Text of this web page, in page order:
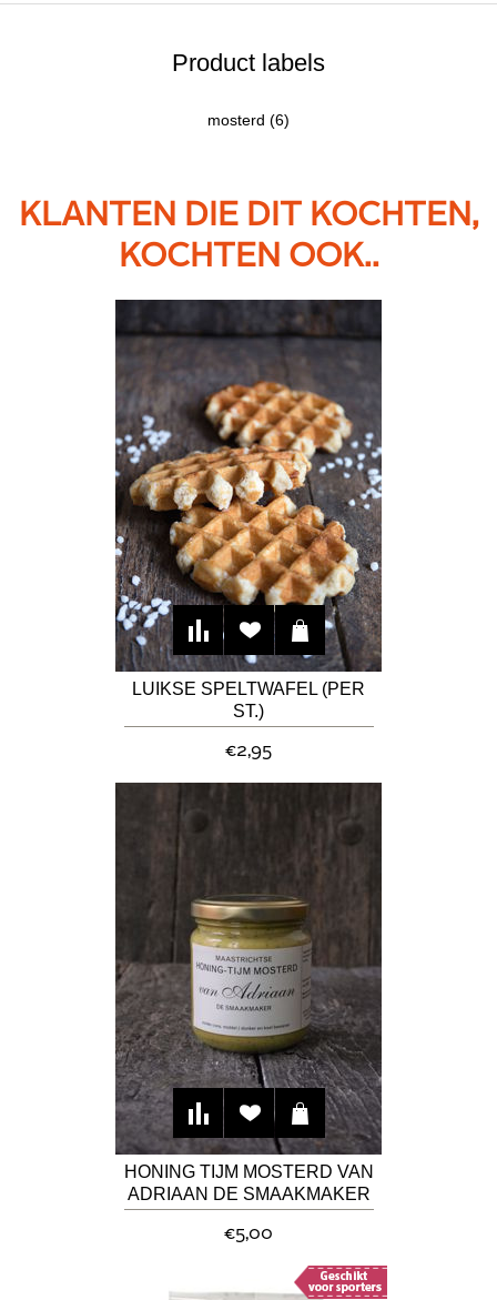
Product labels
mosterd (6)
KLANTEN DIE DIT KOCHTEN,
KOCHTEN OOK..
LUIKSE SPELTWAFEL (PER
ST.)
€2,95
HONING TIJM MOSTERD VAN
ADRIAAN DE SMAAKMAKER
€5,00